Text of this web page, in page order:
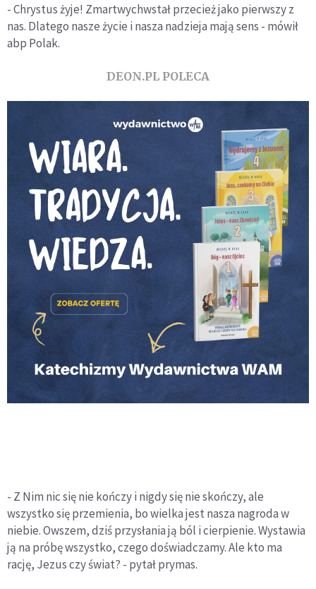
- Chrystus żyje! Zmartwychwstał przecież jako pierwszy z
nas. Dlatego nasze życie i nasza nadzieja mają sens - mówił
abp Polak.
DEON.PL POLECA
- Z Nim nic się nie kończy i nigdy się nie skończy, ale
wszystko się przemienia, bo wielka jest nasza nagroda w
niebie. Owszem, dziś przysłania ją ból i cierpienie. Wystawia
ją na próbę wszystko, czego doświadczamy. Ale kto ma
rację, Jezus czy świat? - pytał prymas.